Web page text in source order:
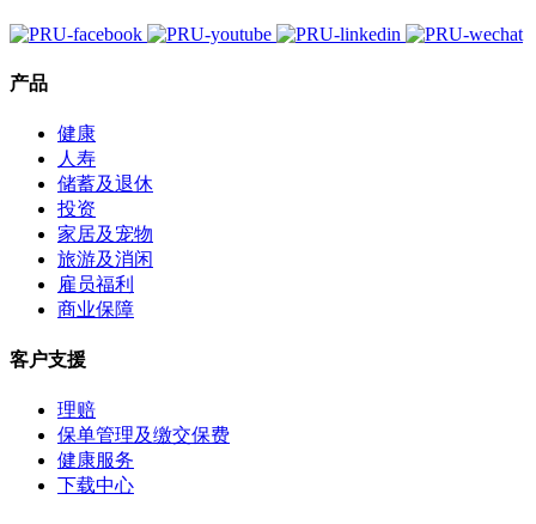
产品
健康
人寿
储蓄及退休
投资
家居及宠物
旅游及消闲
雇员福利
商业保障
客户支援
理赔
保单管理及缴交保费
健康服务
下载中心